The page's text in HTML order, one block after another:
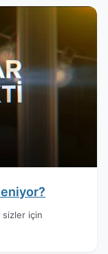
sizler için